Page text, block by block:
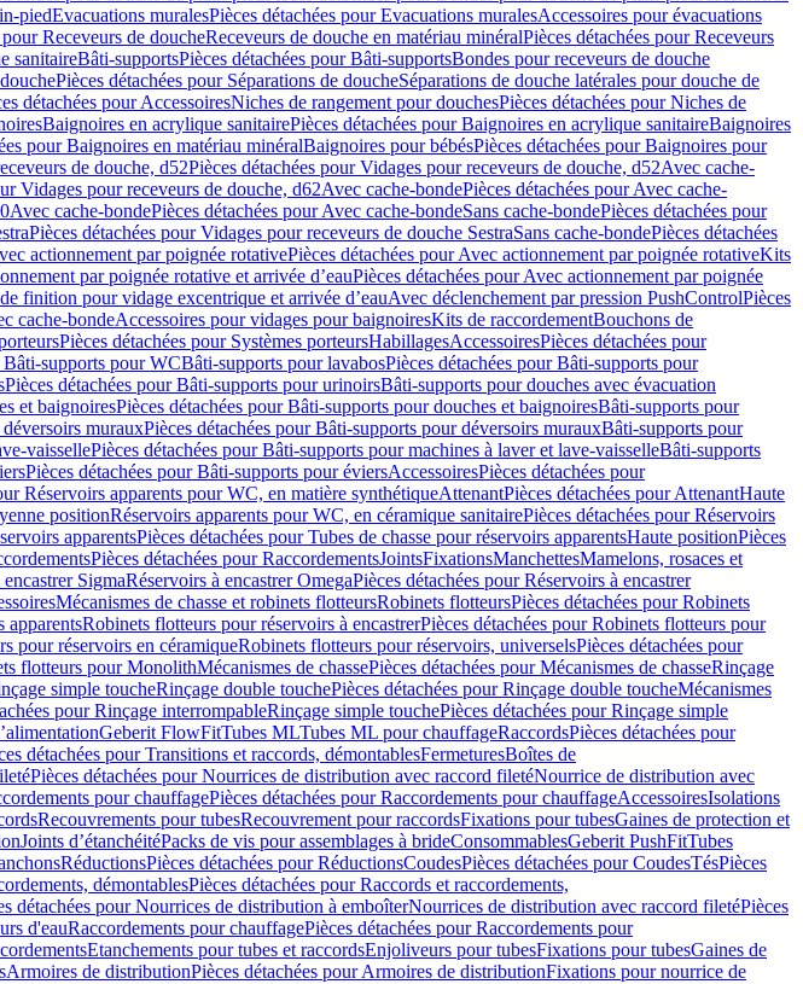
piedEvacuations muralesPièces détachées pour Evacuations muralesAccessoires pour évacuations
Receveurs de doucheReceveurs de douche en matériau minéralPièces détachées pour Receveurs
sanitaireBâti-supportsPièces détachées pour Bâti-supportsBondes pour receveurs de douche
Pièces détachées pour Séparations de doucheSéparations de douche latérales pour douche de
détachées pour AccessoiresNiches de rangement pour douchesPièces détachées pour Niches de
Baignoires en acrylique sanitairePièces détachées pour Baignoires en acrylique sanitaireBaignoires
pour Baignoires en matériau minéralBaignoires pour bébésPièces détachées pour Baignoires pour
de douche, d52Pièces détachées pour Vidages pour receveurs de douche, d52Avec cache-
Vidages pour receveurs de douche, d62Avec cache-bondePièces détachées pour Avec cache-
Avec cache-bondePièces détachées pour Avec cache-bondeSans cache-bondePièces détachées pour
Pièces détachées pour Vidages pour receveurs de douche SestraSans cache-bondePièces détachées
actionnement par poignée rotativePièces détachées pour Avec actionnement par poignée rotativeKits
par poignée rotative et arrivée d’eauPièces détachées pour Avec actionnement par poignée
finition pour vidage excentrique et arrivée d’eauAvec déclenchement par pression PushControlPièces
cache-bondeAccessoires pour vidages pour baignoiresKits de raccordementBouchons de
Pièces détachées pour Systèmes porteursHabillagesAccessoiresPièces détachées pour
Bâti-supports pour WCBâti-supports pour lavabosPièces détachées pour Bâti-supports pour
Pièces détachées pour Bâti-supports pour urinoirsBâti-supports pour douches avec évacuation
et baignoiresPièces détachées pour Bâti-supports pour douches et baignoiresBâti-supports pour
murauxPièces détachées pour Bâti-supports pour déversoirs murauxBâti-supports pour
vaissellePièces détachées pour Bâti-supports pour machines à laver et lave-vaisselleBâti-supports
Pièces détachées pour Bâti-supports pour éviersAccessoiresPièces détachées pour
Réservoirs apparents pour WC, en matière synthétiqueAttenantPièces détachées pour AttenantHaute
positionRéservoirs apparents pour WC, en céramique sanitairePièces détachées pour Réservoirs
apparentsPièces détachées pour Tubes de chasse pour réservoirs apparentsHaute positionPièces
Pièces détachées pour RaccordementsJointsFixationsManchettesMamelons, rosaces et
SigmaRéservoirs à encastrer OmegaPièces détachées pour Réservoirs à encastrer
Mécanismes de chasse et robinets flotteursRobinets flotteursPièces détachées pour Robinets
apparentsRobinets flotteurs pour réservoirs à encastrerPièces détachées pour Robinets flotteurs pour
pour réservoirs en céramiqueRobinets flotteurs pour réservoirs, universelsPièces détachées pour
flotteurs pour MonolithMécanismes de chassePièces détachées pour Mécanismes de chasseRinçage
simple toucheRinçage double touchePièces détachées pour Rinçage double toucheMécanismes
pour Rinçage interrompableRinçage simple touchePièces détachées pour Rinçage simple
Geberit FlowFitTubes MLTubes ML pour chauffageRaccordsPièces détachées pour
détachées pour Transitions et raccords, démontablesFermeturesBoîtes de
Pièces détachées pour Nourrices de distribution avec raccord filetéNourrice de distribution avec
pour chauffagePièces détachées pour Raccordements pour chauffageAccessoiresIsolations
Recouvrements pour tubesRecouvrement pour raccordsFixations pour tubesGaines de protection et
Joints d’étanchéitéPacks de vis pour assemblages à brideConsommablesGeberit PushFitTubes
RéductionsPièces détachées pour RéductionsCoudesPièces détachées pour CoudesTésPièces
démontablesPièces détachées pour Raccords et raccordements,
détachées pour Nourrices de distribution à emboîterNourrices de distribution avec raccord filetéPièces
d'eauRaccordements pour chauffagePièces détachées pour Raccordements pour
Etanchements pour tubes et raccordsEnjoliveurs pour tubesFixations pour tubesGaines de
Armoires de distributionPièces détachées pour Armoires de distributionFixations pour nourrice de